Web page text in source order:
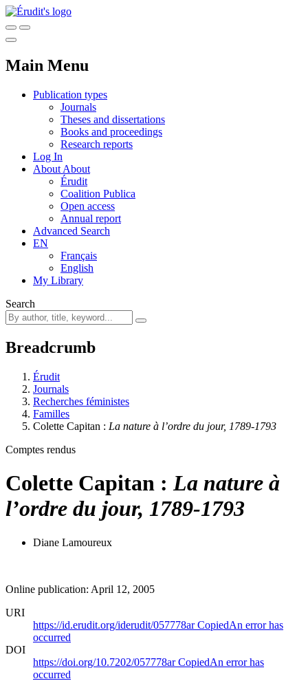
Main Menu
Publication types
Journals
Theses and dissertations
Books and proceedings
Research reports
Log In
About About
Érudit
Coalition Publica
Open access
Annual report
Advanced Search
EN
Français
English
My Library
Search
Breadcrumb
Érudit
Journals
Recherches féministes
Familles
Colette Capitan : La nature à l’ordre du jour, 1789-1793
Comptes rendus
Colette Capitan : La nature à
l’ordre du jour, 1789-1793
Diane Lamoureux
Online publication: April 12, 2005
URI
https://id.erudit.org/iderudit/057778arCopiedAn error has
occurred
DOI
https://doi.org/10.7202/057778arCopiedAn error has
occurred